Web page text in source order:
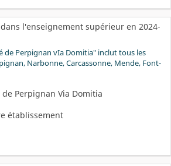
l'enseignement supérieur en 2024-
de Perpignan vIa Domitia" inclut tous les
Narbonne, Carcassonne, Mende, Font-
Perpignan Via Domitia
établissement